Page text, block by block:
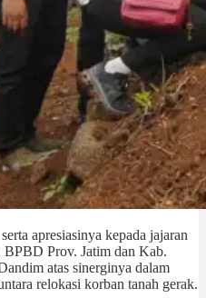
apresiasinya kepada jajaran
BPBD Prov. Jatim dan Kab.
atas sinerginya dalam
relokasi korban tanah gerak.